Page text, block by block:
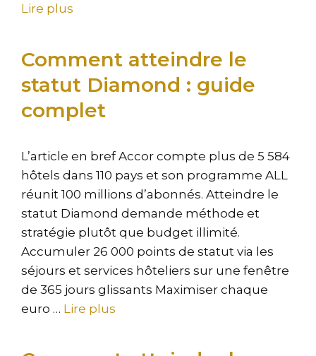
Lire plus
Comment atteindre le
statut Diamond : guide
complet
L’article en bref Accor compte plus de 5 584
hôtels dans 110 pays et son programme ALL
réunit 100 millions d’abonnés. Atteindre le
statut Diamond demande méthode et
stratégie plutôt que budget illimité.
Accumuler 26 000 points de statut via les
séjours et services hôteliers sur une fenêtre
de 365 jours glissants Maximiser chaque
euro … Lire plus